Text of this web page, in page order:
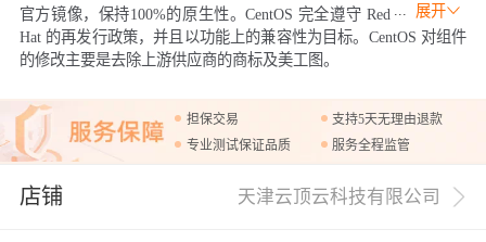
展开
官方镜像，保持100%的原生性。CentOS 完全遵守 Red
Hat 的再发行政策，并且以功能上的兼容性为目标。CentOS 对组件
的修改主要是去除上游供应商的商标及美工图。
担保交易
支持5天无理由退款
专业测试保证品质
服务全程监管
店铺 天津云顶云科技有限公司